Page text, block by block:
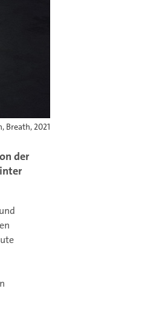
Breath, 2021
der